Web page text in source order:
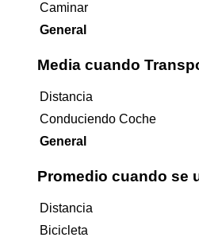
Caminar
General
Media cuando
Distancia
Conduciendo Coche
General
Promedio cuando se
Distancia
Bicicleta